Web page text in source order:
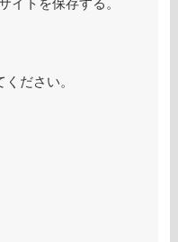
イトを保存する。
ださい。